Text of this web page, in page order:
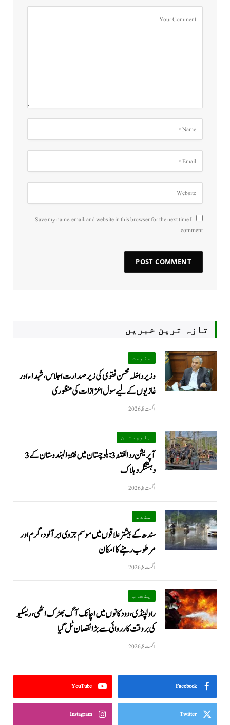
Save my name, email, and website in this browser for the next time I
comment.
تازہ ترین خبریں
حکومت
وزیرداخلہ محسن نقوی کی زیر صدارت اجلاس، شہداء اور
غازیوں کے لیے سول اعزازات کی منظوری
اگست 8, 2026
بلوچستان
آپریشن رد الفتنہ 3: بلوچستان میں فتنۃ الہندوستان کے 3
دہشتگرد ہلاک
اگست 8, 2026
سندھ
سندھ کے بیشتر علاقوں میں موسم جزوی ابر آلود، گرم اور
مرطوب رہنے کا امکان
اگست 8, 2026
پنجاب
راولپنڈی، دو دکانوں میں اچانک آگ بھڑک اٹھی، ریسکیو
کی بروقت کارروائی سے بڑا نقصان ٹل گیا
اگست 8, 2026
Facebook
YouTube
Twitter
Instagram